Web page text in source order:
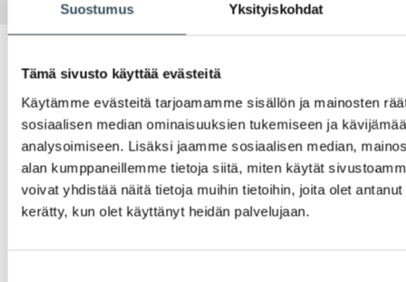
Suostumus Yksityiskohdat
Tämä sivusto käyttää evästeitä
Käytämme evästeitä tarjoamamme sisällön ja mainosten
sosiaalisen median ominaisuuksien tukemiseen ja
analysoimiseen. Lisäksi jaamme sosiaalisen median,
alan kumppaneillemme tietoja siitä, miten käytät
voivat yhdistää näitä tietoja muihin tietoihin, joita olet
kerätty, kun olet käyttänyt heidän palvelujaan.
Ajankohtaiset uutiset
sähköpostiisi
Tilaa uutiskirje »